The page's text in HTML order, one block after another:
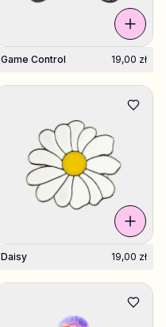
Game Control 19,00 zł
Daisy 19,00 zł